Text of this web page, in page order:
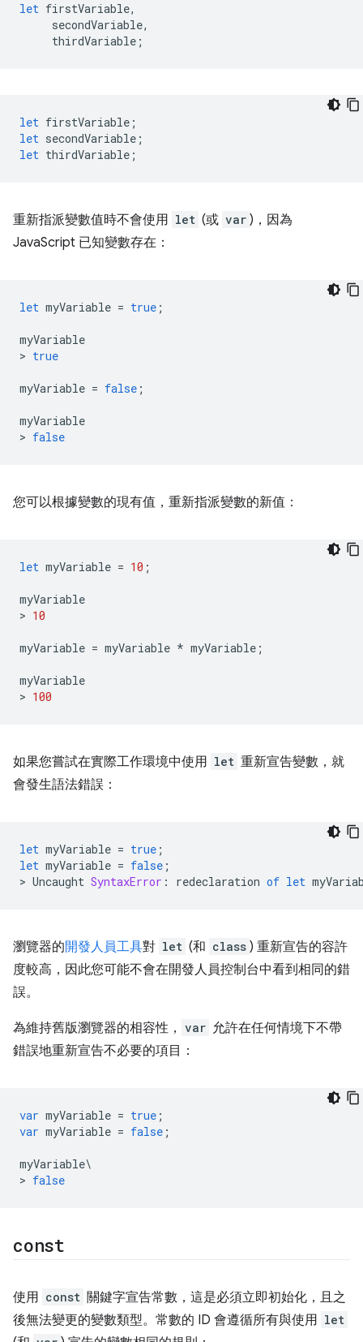
let firstVariable,
secondVariable,
thirdVariable ;
let firstVariable ;
let secondVariable ;
let thirdVariable ;
重新指派變數值時不會使用 let (或 var )，因為
JavaScript 已知變數存在：
let myVariable = true ;
myVariable
> true
myVariable = false ;
myVariable
> false
您可以根據變數的現有值，重新指派變數的新值：
let myVariable = 10 ;
myVariable
> 10
myVariable = myVariable * myVariable ;
myVariable
> 100
如果您嘗試在實際工作環境中使用 let 重新宣告變數，就
會發生語法錯誤：
let myVariable = true ;
let myVariable = false ;
> Uncaught SyntaxError : redeclaration of let
瀏覽器的開發人員工具對 let (和 class ) 重新宣告的容許
度較高，因此您可能不會在開發人員控制台中看到相同的錯
誤。
為維持舊版瀏覽器的相容性， var 允許在任何情境下不帶
錯誤地重新宣告不必要的項目：
var myVariable = true ;
var myVariable = false ;
myVariable\
> false
const
使用 const 關鍵字宣告常數，這是必須立即初始化，且之
後無法變更的變數類型。常數的 ID 會遵循所有與使用 let